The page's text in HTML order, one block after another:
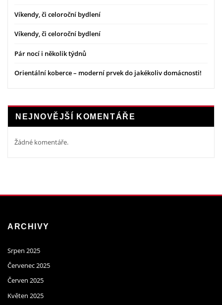
Víkendy, či celoroční bydlení
Víkendy, či celoroční bydlení
Pár nocí i několik týdnů
Orientální koberce – moderní prvek do jakékoliv domácnosti!
NEJNOVĚJŠÍ KOMENTÁŘE
Žádné komentáře.
ARCHIVY
Srpen 2025
Červenec 2025
Červen 2025
Květen 2025